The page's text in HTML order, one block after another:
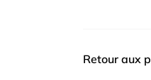
Retour aux